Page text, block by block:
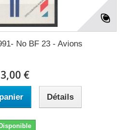
No BF 23 - Avions
3,00 €
Détails
Disponible